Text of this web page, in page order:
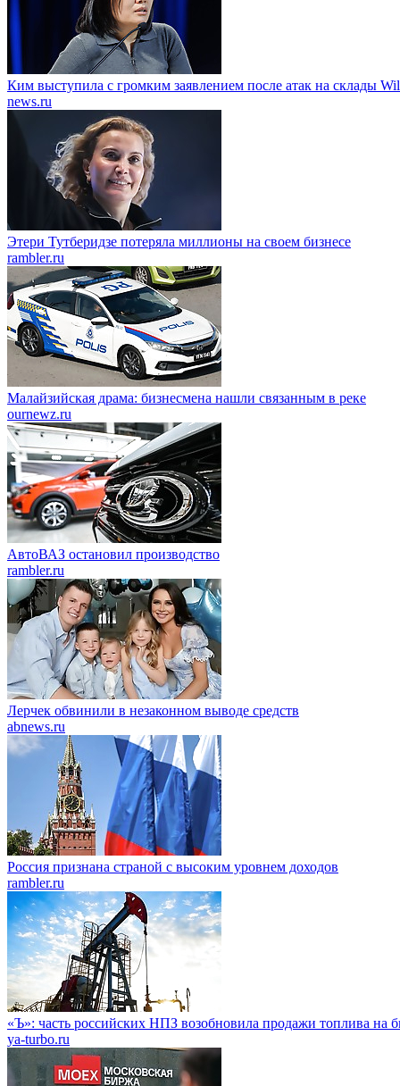
Ким выступила с громким заявлением после атак на склады
news.ru
Этери Тутберидзе потеряла миллионы на своем бизнесе
rambler.ru
Малайзийская драма: бизнесмена нашли связанным в реке
ournewz.ru
АвтоВАЗ остановил производство
rambler.ru
Лерчек обвинили в незаконном выводе средств
abnews.ru
Россия признана страной с высоким уровнем доходов
rambler.ru
«Ъ»: часть российских НПЗ возобновила продажи топлива на
ya-turbo.ru